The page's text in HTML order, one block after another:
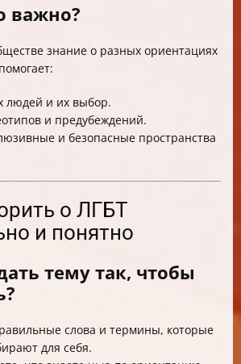
важно?
знание о разных ориентациях
людей и их выбор.
и предубеждений.
и безопасные пространства
о ЛГБТ
и понятно
тему так, чтобы
слова и термины, которые
для себя.